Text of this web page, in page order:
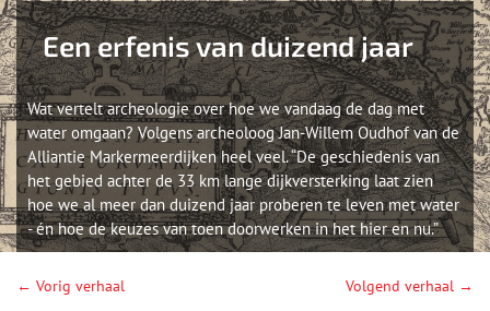
Een erfenis van duizend jaar
Wat vertelt archeologie over hoe we vandaag de dag met
water omgaan? Volgens archeoloog Jan-Willem Oudhof van de
Alliantie Markermeerdijken heel veel. “De geschiedenis van
het gebied achter de 33 km lange dijkversterking laat zien
hoe we al meer dan duizend jaar proberen te leven met water
- én hoe de keuzes van toen doorwerken in het hier en nu.”
← Vorig verhaal Volgend verhaal →